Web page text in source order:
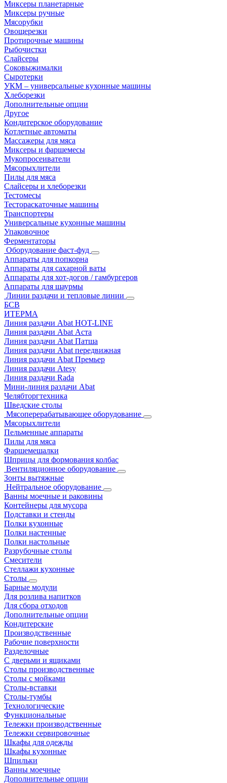
Миксеры планетарные
Миксеры ручные
Мясорубки
Овощерезки
Протирочные машины
Рыбочистки
Слайсеры
Соковыжималки
Сыротерки
УКМ – универсальные кухонные машины
Хлеборезки
Дополнительные опции
Другое
Кондитерское оборудование
Котлетные автоматы
Массажеры для мяса
Миксеры и фаршемесы
Мукопросеиватели
Мясорыхлители
Пилы для мяса
Слайсеры и хлеборезки
Тестомесы
Тестораскаточные машины
Транспортеры
Универсальные кухонные машины
Упаковочное
Ферментаторы
Оборудование фаст-фуд
Аппараты для попкорна
Аппараты для сахарной ваты
Аппараты для хот-догов / гамбургеров
Аппараты для шаурмы
Линии раздачи и тепловые линии
БСВ
ИТЕРМА
Линия раздачи Abat HOT-LINE
Линия раздачи Abat Аста
Линия раздачи Abat Патша
Линия раздачи Abat передвижная
Линия раздачи Abat Премьер
Линия раздачи Atesy
Линия раздачи Rada
Мини-линия раздачи Abat
Челябторгтехника
Шведские столы
Мясоперерабатывающее оборудование
Мясорыхлители
Пельменные аппараты
Пилы для мяса
Фаршемешалки
Шприцы для формования колбас
Вентиляционное оборудование
Зонты вытяжные
Нейтральное оборудование
Ванны моечные и раковины
Контейнеры для мусора
Подставки и стенды
Полки кухонные
Полки настенные
Полки настольные
Разрубочные столы
Смесители
Стеллажи кухонные
Столы
Барные модули
Для розлива напитков
Для сбора отходов
Дополнительные опции
Кондитерские
Производственные
Рабочие поверхности
Разделочные
С дверьми и ящиками
Столы производственные
Столы с мойками
Столы-вставки
Столы-тумбы
Технологические
Функциональные
Тележки производственные
Тележки сервировочные
Шкафы для одежды
Шкафы кухонные
Шпильки
Ванны моечные
Дополнительные опции